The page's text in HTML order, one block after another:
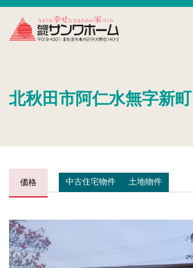
北秋田市阿仁水無字新町
価格 中古住宅物件 土地物件